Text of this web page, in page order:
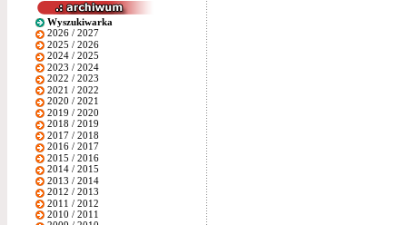
Wyszukiwarka
2026 / 2027
2025 / 2026
2024 / 2025
2023 / 2024
2022 / 2023
2021 / 2022
2020 / 2021
2019 / 2020
2018 / 2019
2017 / 2018
2016 / 2017
2015 / 2016
2014 / 2015
2013 / 2014
2012 / 2013
2011 / 2012
2010 / 2011